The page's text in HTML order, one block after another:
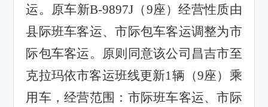
运。原车新B-9897J（9座）经营性质由
县际班车客运、市际包车客运调整为市
际包车客运。原则同意该公司昌吉市至
克拉玛依市客运班线更新1辆（9座）乘
用车，经营范围：市际班车客运、市际